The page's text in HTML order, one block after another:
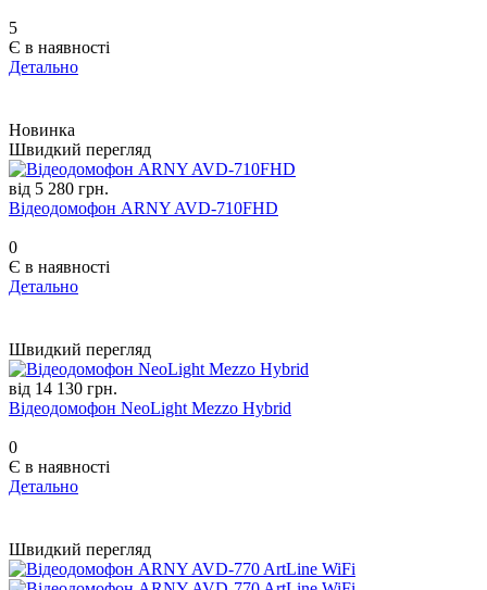
5
Є в наявності
Детально
Новинка
Швидкий перегляд
від 5 280 грн.
Відеодомофон ARNY AVD-710FHD
0
Є в наявності
Детально
Швидкий перегляд
від 14 130 грн.
Відеодомофон NeoLight Mezzo Hybrid
0
Є в наявності
Детально
Швидкий перегляд